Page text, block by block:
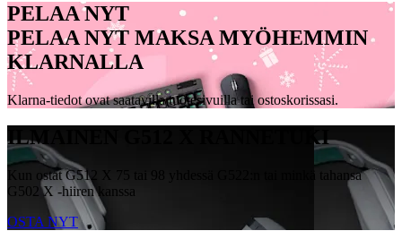
PELAA NYT
PELAA NYT MAKSA MYÖHEMMIN
KLARNALLA
Klarna-tiedot ovat saatavilla tuotesivuilla tai ostoskorissasi.
ILMAINEN G512 X RANNETUKI
Kun ostat G512 X 75 tai 98 yhdessä G522:n tai minkä tahansa
G502 X -hiiren kanssa
OSTA NYT